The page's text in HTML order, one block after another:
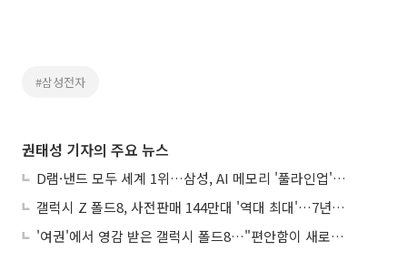
#삼성전자
권태성 기자의 주요 뉴스
D램·낸드 모두 세계 1위…삼성, AI 메모리 '풀라인업'으로 승부
갤럭시 Z 폴드8, 사전판매 144만대 '역대 최대'…7년만에 갤노트10 기록 넘어
'여권'에서 영감 받은 갤럭시 폴드8…"편안함이 새로운 디자인 경쟁력"